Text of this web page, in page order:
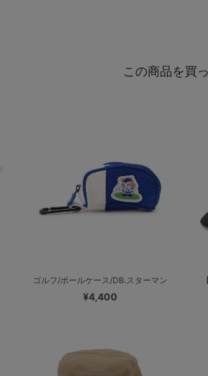
この商品を買
ゴルフ/ボールケース/DB.スターマン
¥4,400